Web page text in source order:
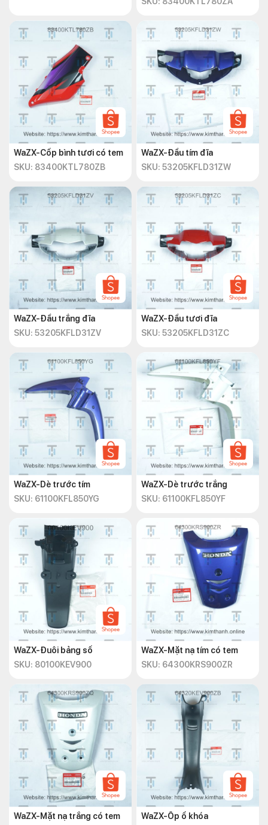
WaZX-Cốp bình tươi có tem
SKU: 83400KTL780ZB
WaZX-Đầu tím đĩa
SKU: 53205KFLD31ZW
WaZX-Đầu trắng đĩa
SKU: 53205KFLD31ZV
WaZX-Đầu tươi đĩa
SKU: 53205KFLD31ZC
WaZX-Dè trước tím
SKU: 61100KFL850YG
WaZX-Dè trước trắng
SKU: 61100KFL850YF
WaZX-Đuôi bảng số
SKU: 80100KEV900
WaZX-Mặt nạ tím có tem
SKU: 64300KRS900ZR
WaZX-Mặt nạ trắng có tem
WaZX-Ốp ổ khóa